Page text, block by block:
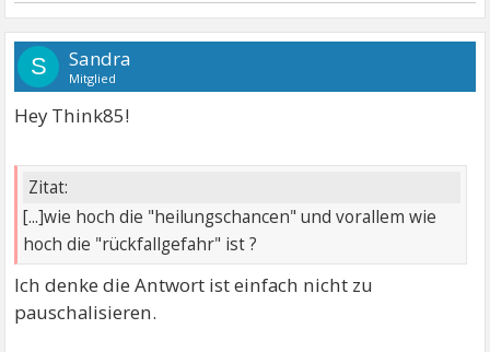
S Sandra
Mitglied
Hey Think85!
Zitat:
[...]wie hoch die "heilungschancen" und vorallem wie
hoch die "rückfallgefahr" ist ?
Ich denke die Antwort ist einfach nicht zu
pauschalisieren.